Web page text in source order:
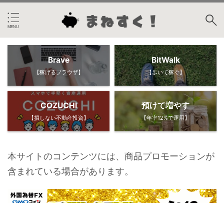
Brave
【稼げるブラウザ】
BitWalk
【歩いて稼ぐ】
COZUCHI
【損しない不動産投資】
預けて増やす
【年率12%で運用】
本サイトのコンテンツには、商品プロモーションが
含まれている場合があります。